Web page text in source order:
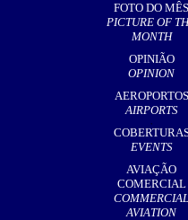
FOTO DO MÊS
PICTURE OF
MONTH
OPINIÃO
OPINION
AEROPORTOS
AIRPORTS
,
EVENTS
AVIAÇÃO
COMERCIAL
COMMERCIAL
AVIATION